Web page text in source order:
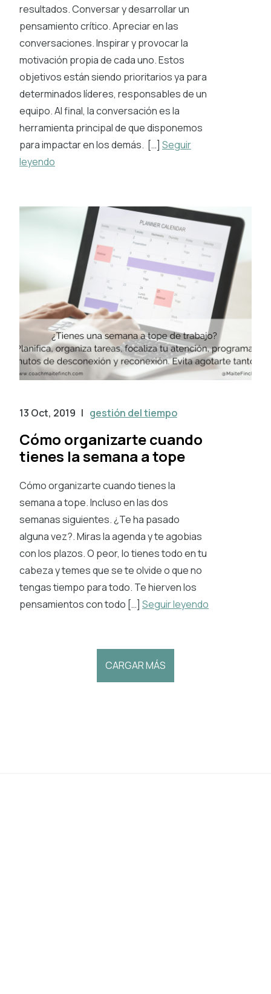
resultados. Conversar y desarrollar un
pensamiento crítico. Apreciar en las
conversaciones. Inspirar y provocar la
motivación propia de cada uno. Estos
objetivos están siendo prioritarios ya para
determinados líderes, responsables de un
equipo. Al final, la conversación es la
herramienta principal de que disponemos
para impactar en los demás. […] Seguir
leyendo
13 Oct, 2019 | gestión del tiempo
Cómo organizarte cuando
tienes la semana a tope
Cómo organizarte cuando tienes la
semana a tope. Incluso en las dos
semanas siguientes. ¿Te ha pasado
alguna vez?. Miras la agenda y te agobias
con los plazos. O peor, lo tienes todo en tu
cabeza y temes que se te olvide o que no
tengas tiempo para todo. Te hierven los
pensamientos con todo […] Seguir leyendo
CARGAR MÁS